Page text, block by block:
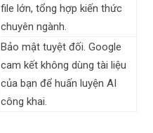
file lớn, tổng hợp kiến thức
chuyên ngành.
Bảo mật tuyệt đối. Google
cam kết không dùng tài liệu
của bạn để huấn luyện AI
công khai.